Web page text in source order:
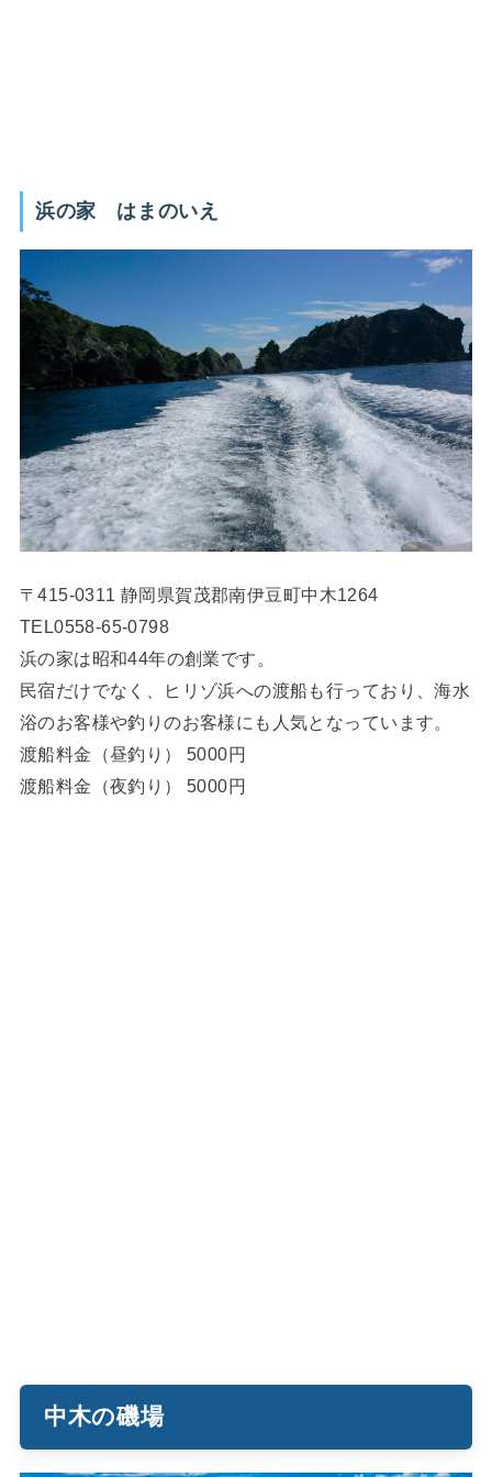
浜の家 はまのいえ
〒415-0311 静岡県賀茂郡南伊豆町中木1264
TEL0558-65-0798
浜の家は昭和44年の創業です。
民宿だけでなく、ヒリゾ浜への渡船も行っており、海水
浴のお客様や釣りのお客様にも人気となっています。
渡船料金（昼釣り） 5000円
渡船料金（夜釣り） 5000円
中木の磯場